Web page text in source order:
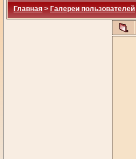
Главная > Галереи пользователей